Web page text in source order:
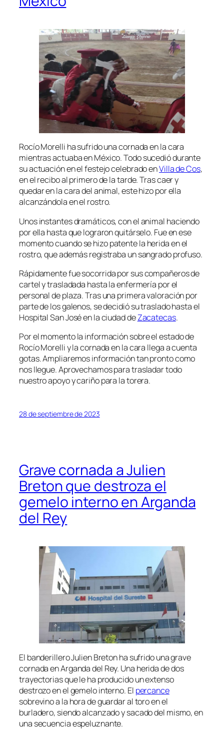
Rocío Morelli ha sufrido una cornada en la cara
mientras actuaba en México. Todo sucedió durante
su actuación en el festejo celebrado enVilla de Cos,
en el recibo al primero de la tarde. Tras caer y
quedar en la cara del animal, este hizo por ella
alcanzándola en el rostro.
Unos instantes dramáticos, con el animal haciendo
por ella hasta que lograron quitárselo. Fue en ese
momento cuando se hizo patente la herida en el
rostro, que además registraba un sangrado profuso.
Rápidamente fue socorrida por sus compañeros de
cartel y trasladada hasta la enfermería por el
personal de plaza. Tras una primera valoración por
parte de los galenos, se decidió su traslado hasta el
Hospital San José en la ciudad deZacatecas.
Por el momento la información sobre el estado de
Rocío Morelli y la cornada en la cara llega a cuenta
gotas. Ampliaremos información tan pronto como
nos llegue. Aprovechamos para trasladar todo
nuestro apoyo y cariño para la torera.
28 de septiembre de 2023
Grave cornada a Julien
Breton que destroza el
gemelo interno en Arganda
del Rey
El banderillero Julien Breton ha sufrido una grave
cornada en Arganda del Rey. Una herida de dos
trayectorias que le ha producido un extenso
destrozo en el gemelo interno. El percance
sobrevino a la hora de guardar al toro en el
burladero, siendo alcanzado y sacado del mismo, en
una secuencia espeluznante.